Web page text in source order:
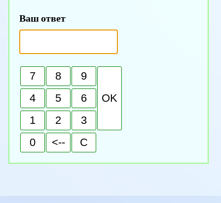
Ваш ответ